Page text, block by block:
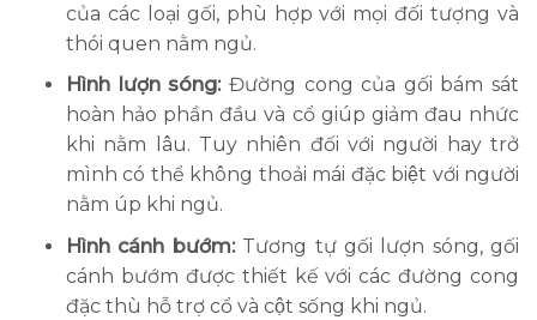
của các loại gối, phù hợp với mọi đối tượng và
thói quen nằm ngủ.
Hình lượn sóng:Đường cong của gối bám sát
hoàn hảo phần đầu và cổ giúp giảm đau nhức
khi nằm lâu. Tuy nhiên đối với người hay trở
mình có thể không thoải mái đặc biệt với người
nằm úp khi ngủ.
Hình cánh bướm:Tương tự gối lượn sóng, gối
cánh bướm được thiết kế với các đường cong
đặc thù hỗ trợ cổ và cột sống khi ngủ.